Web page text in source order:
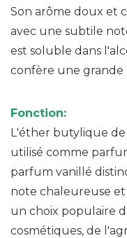
Son arôme doux et
avec une subtile
est soluble dans
confère une grande
Fonction:
L'éther butylique
utilisé comme
parfum vanillé
note chaleureuse
un choix populaire
cosmétiques, de